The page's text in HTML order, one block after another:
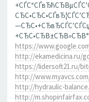
https://
http://ekamedicina.ru/
https://lidersoft21.ru/
http://
http://hydraulic-
http://